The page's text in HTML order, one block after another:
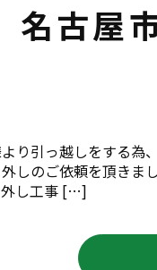
名古屋
り引っ越しをする為
しのご依頼を頂きま
外し工事 […]